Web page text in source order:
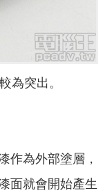
為突出。
作為外部塗層，
面就會開始產生